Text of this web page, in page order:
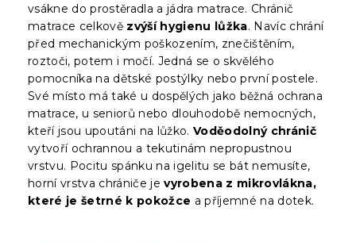
vsákne do prostěradla a jádra matrace. Chránič
matrace celkově zvýší hygienu lůžka. Navíc chrání
před mechanickým poškozením, znečištěním,
roztoči, potem i močí. Jedná se o skvělého
pomocníka na dětské postýlky nebo první postele.
Své místo má také u dospělých jako běžná ochrana
matrace, u seniorů nebo dlouhodobě nemocných,
kteří jsou upoutáni na lůžko. Voděodolný chránič
vytvoří ochrannou a tekutinám nepropustnou
vrstvu. Pocitu spánku na igelitu se bát nemusíte,
horní vrstva chrániče jevyrobena z mikrovlákna,
které je šetrné k pokožce a příjemné na dotek.